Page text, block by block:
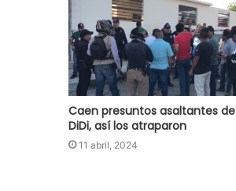
Caen presuntos asaltantes de
DiDi, así los atraparon
11 abril, 2024